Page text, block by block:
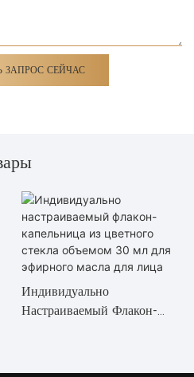
ЗАПРОС СЕЙЧАС
Индивидуально
Настраиваемый Флакон-